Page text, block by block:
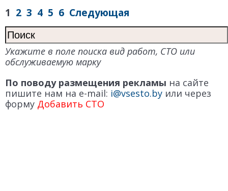
1 2 3 4 5 6 Следующая
Укажите в поле поиска вид работ, СТО или
обслуживаемую марку
По поводу размещения рекламы на сайте
пишите нам на e-mail: i@vsesto.by или через
форму Добавить СТО